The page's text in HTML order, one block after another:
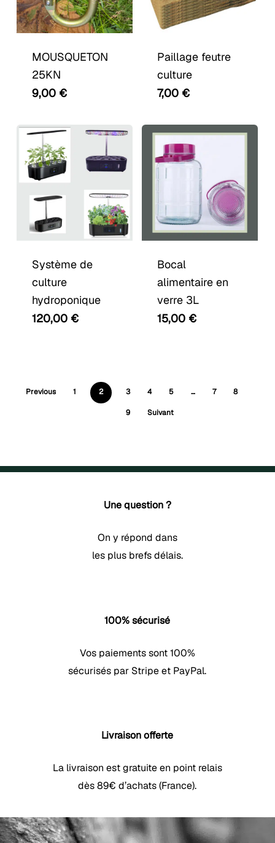
MOUSQUETON
25KN
9,00 €
Paillage feutre
culture
7,00 €
Système de
culture
hydroponique
120,00 €
Bocal
alimentaire en
verre 3L
15,00 €
Previous 1 2 3 4 5 … 7 8
9 Suivant
Une question ?
On y répond dans
les plus brefs délais.
100% sécurisé
Vos paiements sont 100%
sécurisés par Stripe et PayPal.
Livraison offerte
La livraison est gratuite en point relais
dès 89€ d’achats (France).